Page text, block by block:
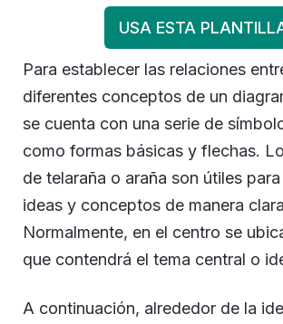
USA ESTA
Para establecer las relaciones
diferentes conceptos de un
se cuenta con una serie de
como formas básicas y flechas.
de telaraña o araña son útiles
ideas y conceptos de manera
Normalmente, en el centro se
que contendrá el tema central o
A continuación, alrededor de la